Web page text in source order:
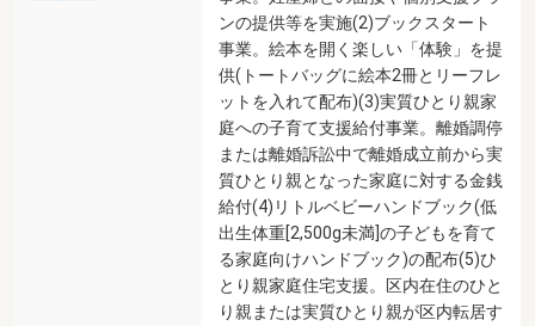
ンの提供等を実施(2)ブックスタート
事業。絵本を開く楽しい「体験」を提
供(トートバッグに絵本2冊とリーフレ
ットを入れて配布)(3)実質ひとり親家
庭への子育て支援給付事業。離婚調停
または離婚訴訟中で離婚成立前から実
質ひとり親となった家庭に対する金銭
給付(4)リトルベビーハンドブック(低
出生体重[2,500g未満]の子どもを育て
る家庭向けハンドブック)の配布(5)ひ
とり親家庭住宅支援。区内在住のひと
り親または実質ひとり親が区内転居す